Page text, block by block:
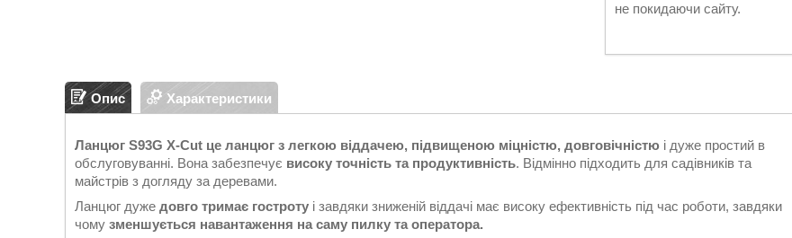
не покидаючи сайту.
Опис Характеристики
Ланцюг S93G X-Cut це ланцюг з легкою віддачею, підвищеною міцністю, довговічністю і дуже простий в
обслуговуванні. Вона забезпечує високу точність та продуктивність. Відмінно підходить для садівників та
майстрів з догляду за деревами.
Ланцюг дуже довго тримає гостроту і завдяки зниженій віддачі має високу ефективність під час роботи, завдяки
чому зменшується навантаження на саму пилку та оператора.